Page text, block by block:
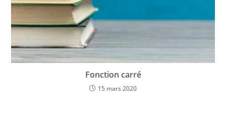
Fonction carré
15 mars 2020